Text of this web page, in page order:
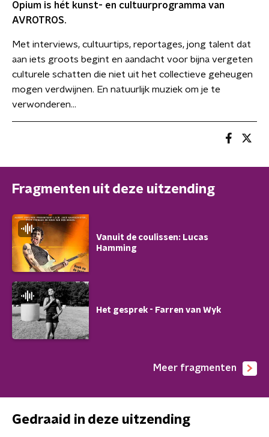
Opium is hét kunst- en cultuurprogramma van
AVROTROS.
Met interviews, cultuurtips, reportages, jong talent dat
aan iets groots begint en aandacht voor bijna vergeten
culturele schatten die niet uit het collectieve geheugen
mogen verdwijnen. En natuurlijk muziek om je te
verwonderen...
Fragmenten uit deze uitzending
Vanuit de coulissen: Lucas
Hamming
Het gesprek - Farren van Wyk
Meer fragmenten
Gedraaid in deze uitzending